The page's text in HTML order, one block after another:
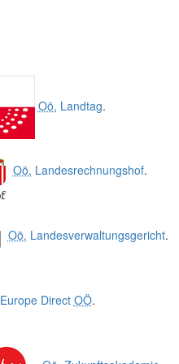
Oö. Landtag.
Oö. Landesrechnungshof.
Oö. Landesverwaltungsgericht.
Europe Direct OÖ.